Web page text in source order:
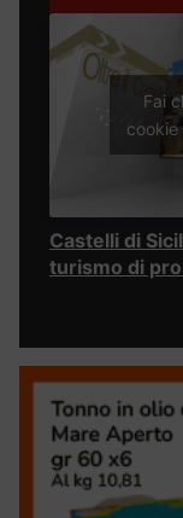
Fai
Castelli di
turismo di